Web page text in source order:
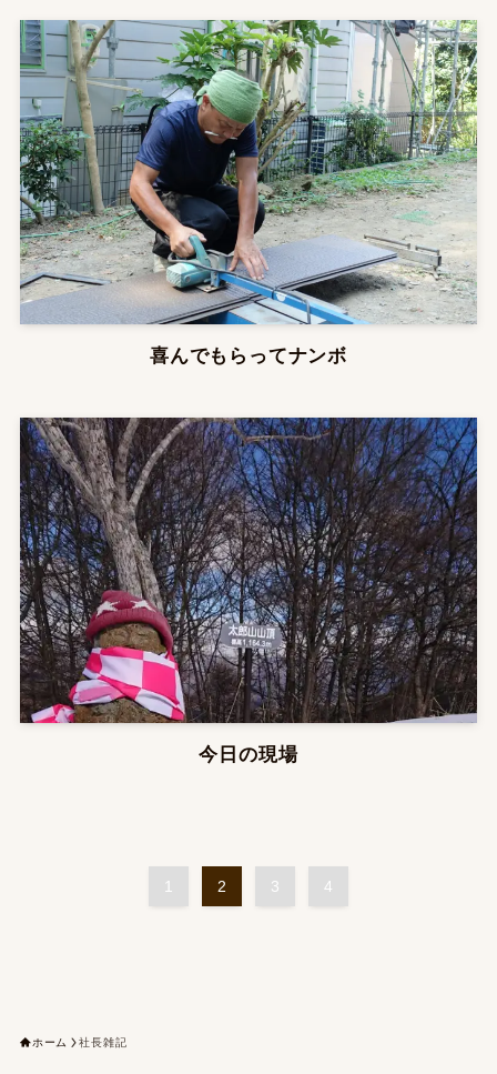
喜んでもらってナンボ
今日の現場
1 2 3 4
ホーム 社長雑記